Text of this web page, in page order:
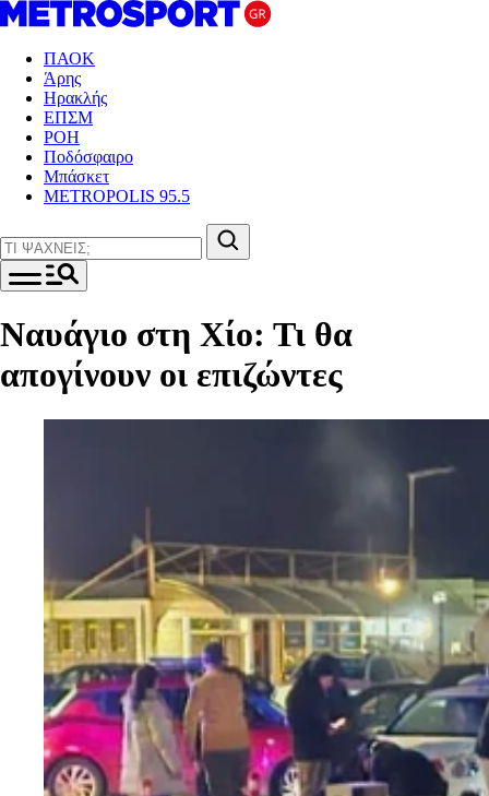
ΠΑΟΚ
Άρης
Ηρακλής
ΕΠΣΜ
ΡΟΗ
Ποδόσφαιρο
Μπάσκετ
METROPOLIS 95.5
Ναυάγιο στη Χίο: Τι θα
απογίνουν οι επιζώντες